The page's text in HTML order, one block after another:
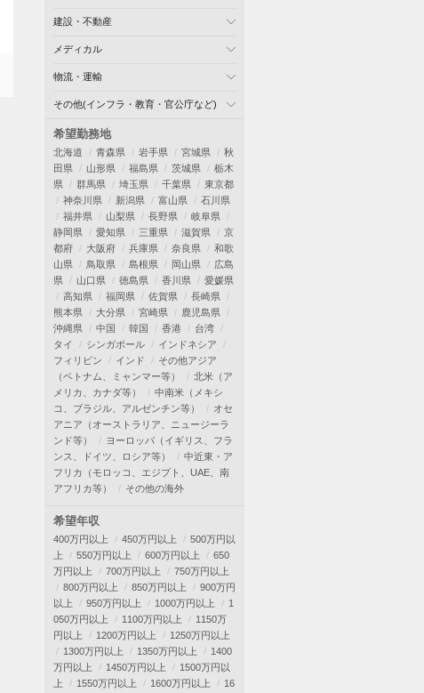
建設・不動産
メディカル
物流・運輸
その他(インフラ・教育・官公庁など)
希望勤務地
北海道 青森県 岩手県 宮城県
秋
田県
山形県 福島県 茨城県
栃木
県
群馬県 埼玉県 千葉県
東京都
神奈川県
新潟県 富山県
石川県
福井県
山梨県 長野県
岐阜県
静岡県
愛知県 三重県 滋賀県
京
都府
大阪府 兵庫県 奈良県
和歌
山県
鳥取県 島根県 岡山県
広島
県
山口県 徳島県 香川県
愛媛県
高知県
福岡県 佐賀県
長崎県
熊本県
大分県 宮崎県
鹿児島県
沖縄県
中国 韓国 香港
台湾
タイ
シンガポール
インドネシア
フィリピン
インド
その他アジア
（ベトナム、ミャンマー等）
北米（ア
メリカ、カナダ等）
中南米（メキシ
コ、ブラジル、アルゼンチン等）
オセ
アニア（オーストラリア、ニュージーラ
ンド等）
ヨーロッパ（イギリス、フラ
ンス、ドイツ、ロシア等）
中近東・ア
フリカ（モロッコ、エジプト、UAE、南
アフリカ等）
その他の海外
希望年収
400万円以上 450万円以上
500万円以
上
550万円以上 600万円以上
650
万円以上
700万円以上
750万円以上
800万円以上
850万円以上
900万円
以上
950万円以上 1000万円以上
1
050万円以上
1100万円以上
1150万
円以上
1200万円以上
1250万円以上
1300万円以上
1350万円以上
1400
万円以上
1450万円以上
1500万円以
上
1550万円以上 1600万円以上
16